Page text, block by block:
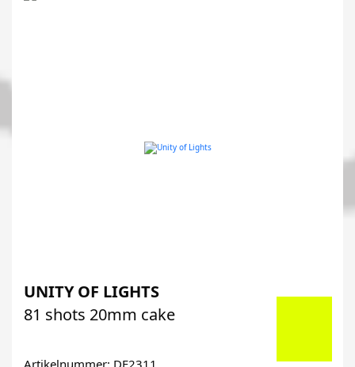
UNITY OF LIGHTS
81 shots 20mm cake
Artikelnummer: DE2311